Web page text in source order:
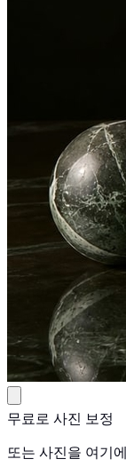
무료로 사진 보정
또는 사진을 여기